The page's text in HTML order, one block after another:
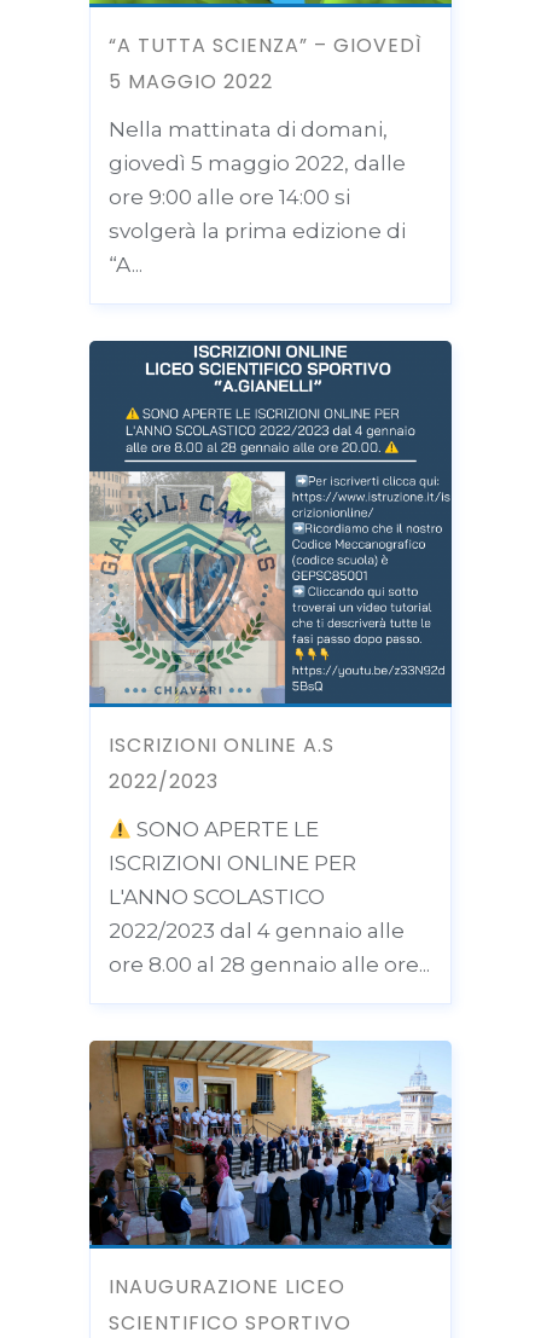
“A TUTTA SCIENZA” – GIOVEDÌ
5 MAGGIO 2022
Nella mattinata di domani,
giovedì 5 maggio 2022, dalle
ore 9:00 alle ore 14:00 si
svolgerà la prima edizione di
“A...
ISCRIZIONI ONLINE A.S
2022/2023
SONO APERTE LE
ISCRIZIONI ONLINE PER
L'ANNO SCOLASTICO
2022/2023 dal 4 gennaio alle
ore 8.00 al 28 gennaio alle ore...
INAUGURAZIONE LICEO
SCIENTIFICO SPORTIVO